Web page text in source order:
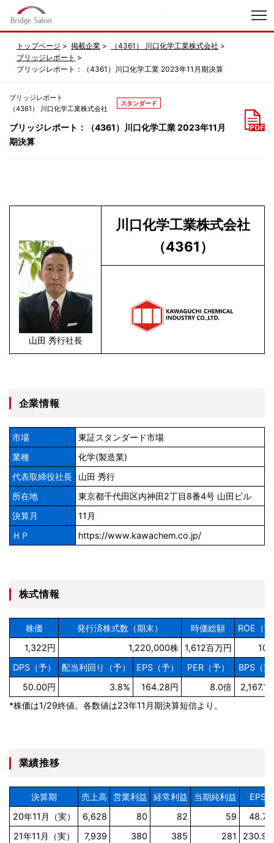
トップページ 掲載企業
（4361） 川口化学工業株式会社
ブリッジレポート
ブリッジレポート：（4361）川口化学工業 2023年11月期決算
ブリッジレポート
（4361） 川口化学工業株式会社
スタンダード
ブリッジレポート：（4361）川口化学工業 2023年11月
期決算
山田 秀行社長
川口化学工業株式会社
（4361）
企業情報
市場
東証スタンダード市場
業種
化学(製造業)
代表取締役社長
山田 秀行
所在地
東京都千代田区内神田2丁目8番4号 山田ビル
決算月
11月
ＨＰ
https://www.kawachem.co.jp/
株式情報
株価 発行済株式数（期末） 時価総額
ROE（
1,322円
1,220,000株 1,612百万円
DPS（予）
配当利回り（予） EPS（予） PER（予）
BPS（実
50.00円
3.8% 164.28円 8.0倍
*株価は1/29終値。各数値は23年11月期決算短信より。
業績推移
決算期 売上高 営業利益 経常利益 当期純利益
EPS
20年11月（実）
6,628 80 82 59
48.73
21年11月（実）
7,939 380 385 281
230.99